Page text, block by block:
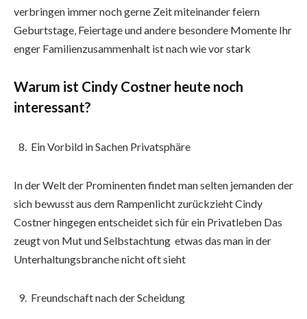
verbringen immer noch gerne Zeit miteinander feiern
Geburtstage, Feiertage und andere besondere Momente Ihr
enger Familienzusammenhalt ist nach wie vor stark
Warum ist Cindy Costner heute noch
interessant?
Ein Vorbild in Sachen Privatsphäre
In der Welt der Prominenten findet man selten jemanden der
sich bewusst aus dem Rampenlicht zurückzieht Cindy
Costner hingegen entscheidet sich für ein Privatleben Das
zeugt von Mut und Selbstachtung etwas das man in der
Unterhaltungsbranche nicht oft sieht
Freundschaft nach der Scheidung